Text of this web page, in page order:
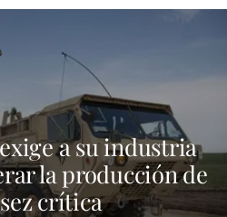
a su industria
la producción de
crítica